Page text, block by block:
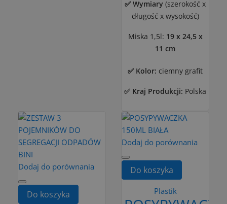
✅ Wymiary (szerokość x
długość x wysokość)
Miska 1,5l: 19 x 24,5 x
11 cm
✅ Kolor: ciemny grafit
✅ Kraj Produkcji: Polska
Dodaj do porównania
Do koszyka
Dodaj do porównania
Do koszyka
Plastik